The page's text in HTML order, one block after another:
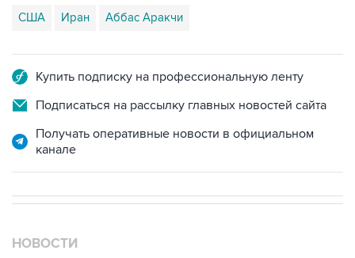
США Иран Аббас Аракчи
Купить подписку на профессиональную ленту
Подписаться на рассылку главных новостей сайта
Получать оперативные новости в официальном
канале
НОВОСТИ